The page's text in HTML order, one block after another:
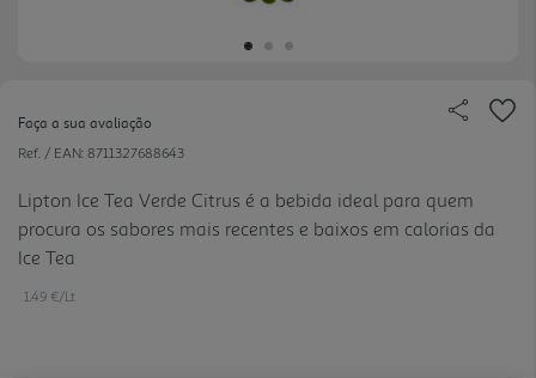
Faça a sua avaliação
Ref. / EAN: 8711327688643
Lipton Ice Tea Verde Citrus é a bebida ideal para quem
procura os sabores mais recentes e baixos em calorias da
Ice Tea
1.49 €/Lt